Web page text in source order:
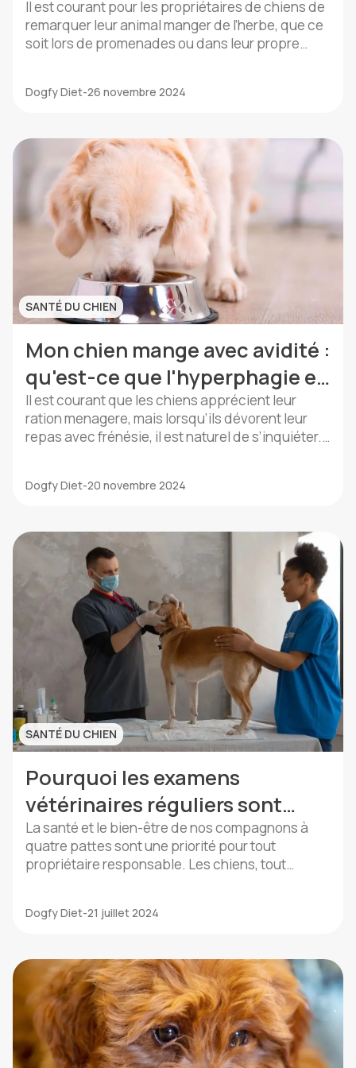
possibles et quand s'inquiéter
Il est courant pour les propriétaires de chiens de
remarquer leur animal manger de l’herbe, que ce
soit lors de promenades ou dans leur propre
fréquent qu’on ne le pense. Comprendre les
pour assurer le […]
Dogfy Diet-26 novembre 2024
SANTÉ DU CHIEN
Mon chien mange avec avidité :
qu'est-ce que l'hyperphagie et
comment la corriger
Il est courant que les chiens apprécient leur
ration menagere, mais lorsqu’ils dévorent leur
repas avec frénésie, il est naturel de s’inquiéter.
problèmes comportementaux ou avoir des
cette anxiété alimentaire est essentiel pour
garantir le bien-être et la qualité […]
Dogfy Diet-20 novembre 2024
SANTÉ DU CHIEN
Pourquoi les examens
vétérinaires réguliers sont
essentiels pour votre chien?
La santé et le bien-être de nos compagnons à
quatre pattes sont une priorité pour tout
propriétaire responsable. Les chiens, tout
et saine. C’est là que réside l’importance
aspect essentiel des soins de votre chien qui est
Dogfy Diet-21 juillet 2024